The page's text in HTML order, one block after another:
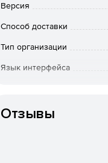
Разработка
Частое тестирование
Расширение и
Версия
Способ доставки
Тип организации
Язык интерфейса
Отзывы